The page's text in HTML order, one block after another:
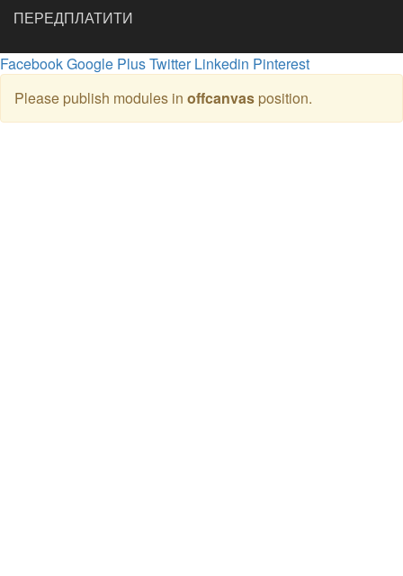
ПЕРЕДПЛАТИТИ
FacebookGoogle PlusTwitter Linkedin Pinterest
Please publish modules in offcanvas position.